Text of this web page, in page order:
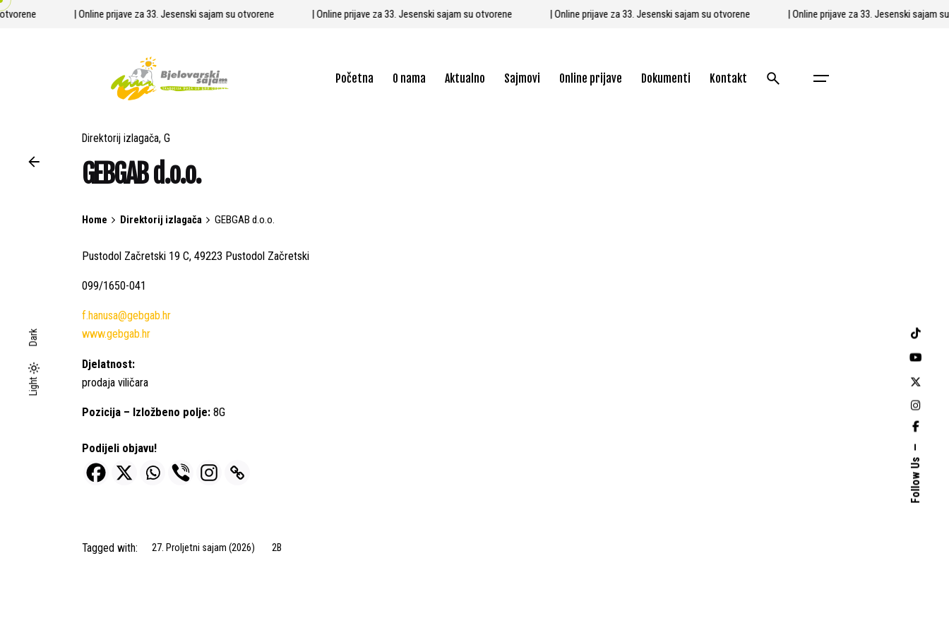
Light
Dark
Light
Dark
Follow Us
Skip
| Online prijave za 33. Jesenski sajam su otvorene | Online prijave za 33. Jesenski sajam su otvorene | Online prijave za 33. Jesenski sajam su otvorene | Online prijave za 33. Jesenski sajam
Početna O nama Aktualno Sajmovi Online prijave Dokumenti Kontakt
Direktorij izlagača G
GEBGAB d.o.o.
Home Direktorij izlagača GEBGAB d.o.o.
Pustodol Začretski 19 C, 49223 Pustodol Začretski
099/1650-041
f.hanusa@gebgab.hr
www.gebgab.hr
Djelatnost:
prodaja viličara
Pozicija – Izložbeno polje: 8G
Podijeli objavu!
Tagged with: 27. Proljetni sajam (2026) 2B